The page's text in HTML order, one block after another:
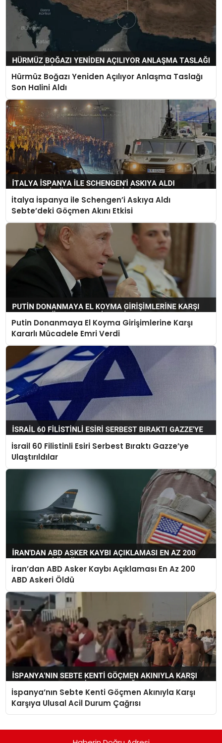
Hürmüz Boğazı Yeniden Açılıyor Anlaşma Taslağı
Son Halini Aldı
İtalya İspanya ile Schengen’i Askıya Aldı
Sebte’deki Göçmen Akını Etkisi
Putin Donanmaya El Koyma Girişimlerine Karşı
Kararlı Mücadele Emri Verdi
İsrail 60 Filistinli Esiri Serbest Bıraktı Gazze’ye
Ulaştırıldılar
İran’dan ABD Asker Kaybı Açıklaması En Az 200
ABD Askeri Öldü
İspanya’nın Sebte Kenti Göçmen Akınıyla Karşı
Karşıya Ulusal Acil Durum Çağrısı